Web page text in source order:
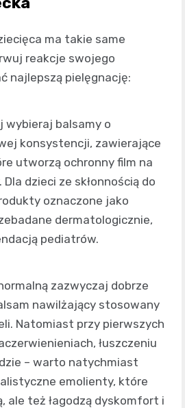
ma takie same
reakcje swojego
najlepszą pielęgnację:
wybieraj balsamy o
konsystencji, zawierające
utworzą ochronny film na
dzieci ze skłonnością do
oznaczone jako
dermatologicznie,
pediatrów.
zazwyczaj dobrze
nawilżający stosowany
Natomiast przy pierwszych
łuszczeniu
– warto natychmiast
emolienty, które
ale też łagodzą dyskomfort i